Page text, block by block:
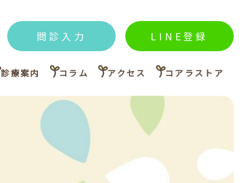
問診入力 LINE登録
診療案内 コラム アクセス コアラストア